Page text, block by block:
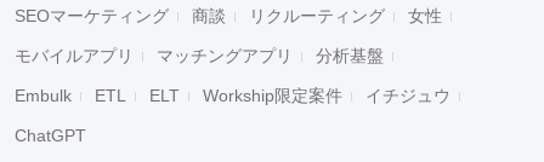
SEOマーケティング 商談 リクルーティング 女性
モバイルアプリ マッチングアプリ 分析基盤
Embulk ETL ELT Workship限定案件 イチジュウ
ChatGPT